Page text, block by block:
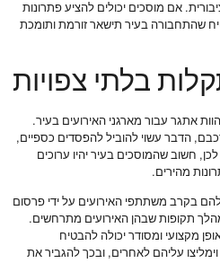
אם מוסכים יכולים להציע פתרונות
שהתחבורה בעיר תישאר זורמת ותומכת
בלתי צפויות
אתגר עבור מארגני האירועים בעיר.
הדבר עשוי להוביל להפסדים כספיים,
לכן, חשוב שהמוסכים בעיר יהיו ערוכים
מהירים.
בקרב משתתפי האירועים על ידי פרסום
תקופות שבהן האירועים מתרחשים.
מקצועי ומסודר יכולה להבטיח
עליהם לאחרים, ובכך להגביר את